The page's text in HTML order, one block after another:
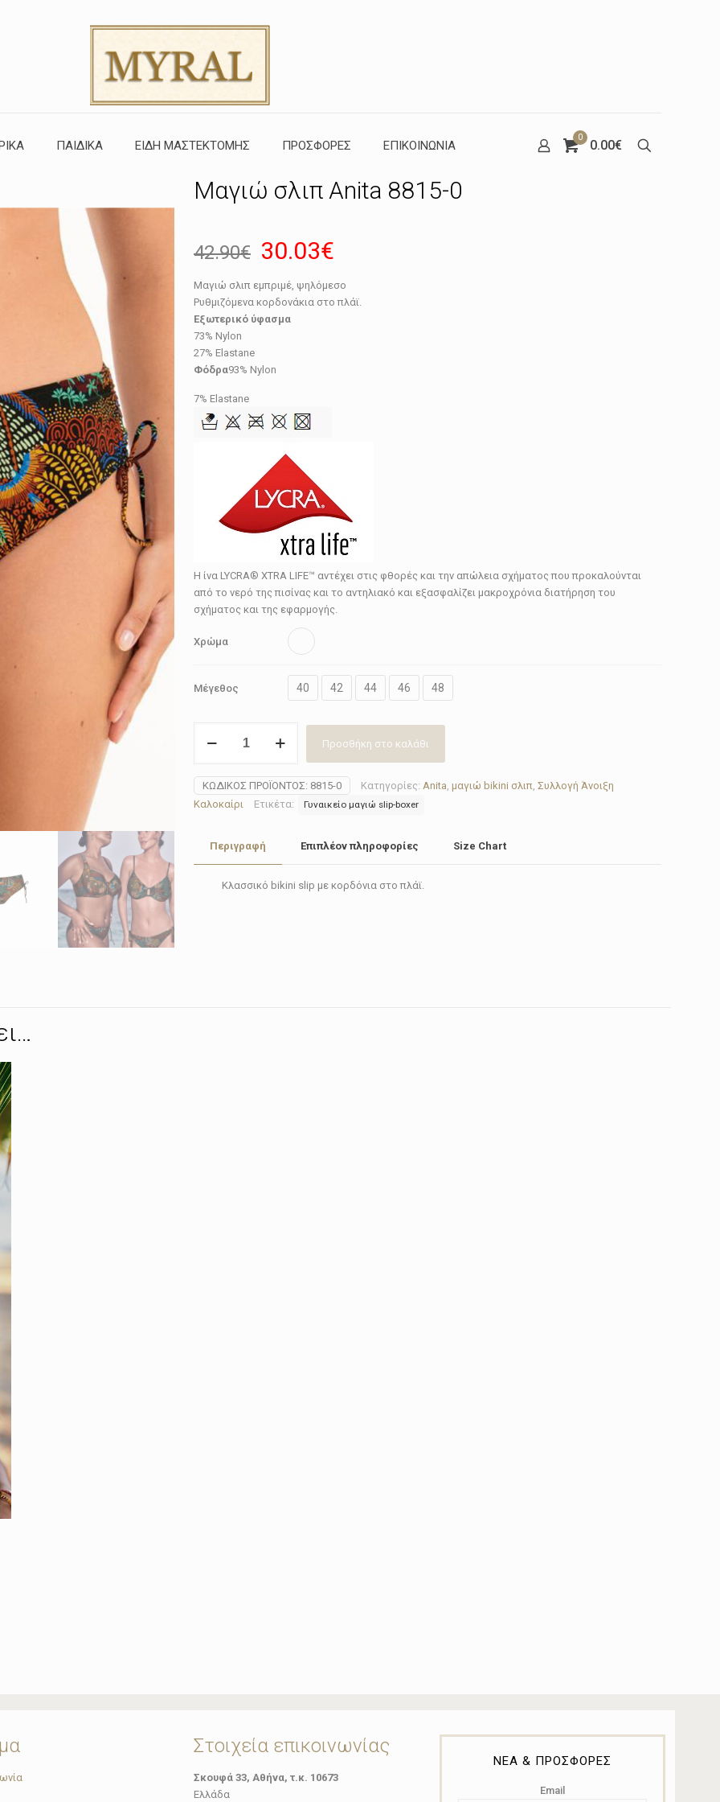
ΠΑΙΔΙΚΑ ΕΙΔΗ ΜΑΣΤΕΚΤΟΜΗΣ ΠΡΟΣΦΟΡΕΣ ΕΠΙΚΟΙΝΩΝΙΑ
0
0.00€
Μαγιώ σλιπ Anita 8815-0
42.90€ Original
price
was:
42.90€.
30.03€
τιμή
Μαγιώ σλιπ εμπριμέ, ψηλόμεσο
Ρυθμιζόμενα κορδονάκια στο πλάϊ.
Εξωτερικό ύφασμα
73% Nylon
27% Elastane
Φόδρα93% Nylon
7% Elastane
Η ίνα LYCRA® XTRA LIFE™ αντέχει στις φθορές και την απώλεια σχήματος που προκαλούνται
από το νερό της πισίνας και το αντηλιακό και εξασφαλίζει μακροχρόνια διατήρηση του
σχήματος και της εφαρμογής.
Χρώμα
Μέγεθος 40 42 44 46 48
σλιπ
8815-
0
Προσθήκη στο καλάθι
ΚΩΔΙΚΌΣ ΠΡΟΪΌΝΤΟΣ: 8815-0 Κατηγορίες: Anita, μαγιώ bikini σλιπ, Συλλογή Άνοιξη
Καλοκαίρι
Ετικέτα: Γυναικείο μαγιώ slip-boxer
Περιγραφή Επιπλέον πληροφορίες Size Chart
Κλασσικό bikini slip με κορδόνια στο πλάϊ.
Στοιχεία επικοινωνίας
Σκουφά 33, Αθήνα, τ.κ. 10673
Ελλάδα
ΝΕΑ & ΠΡΟΣΦΟΡΕΣ
Email